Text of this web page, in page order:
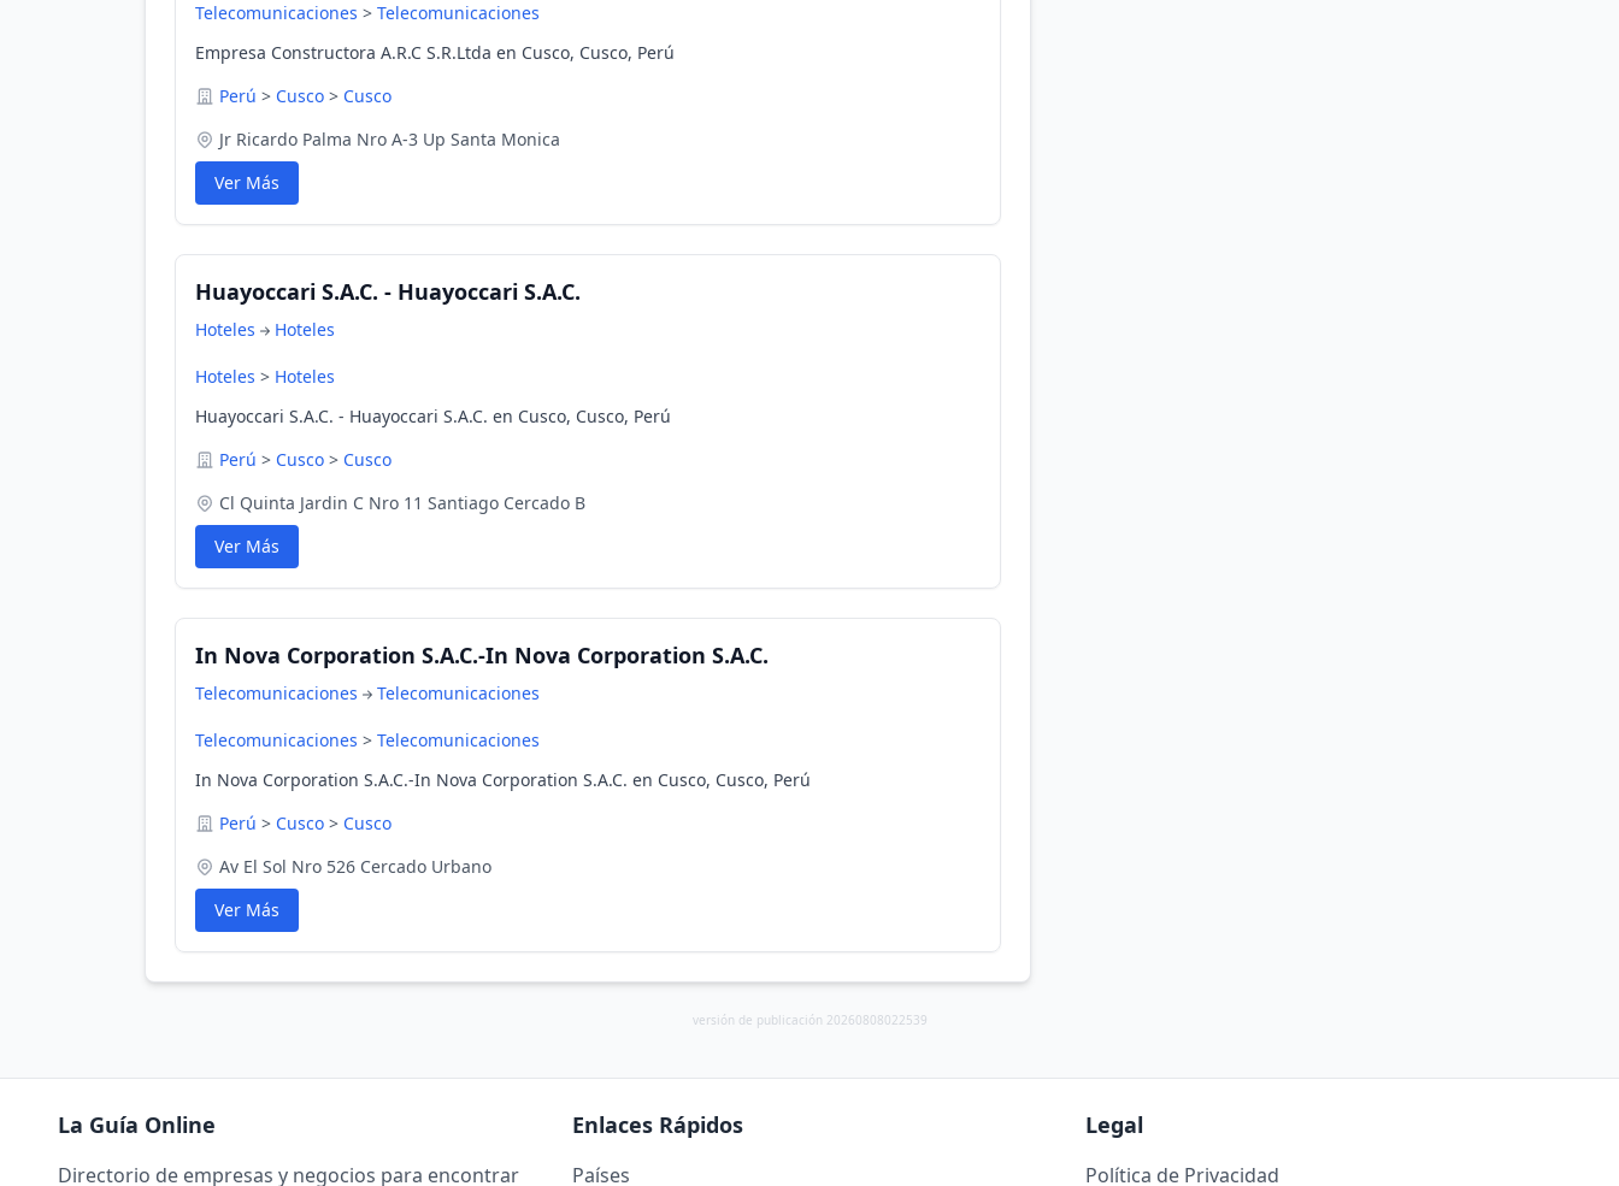
Telecomunicaciones > Telecomunicaciones
Empresa Constructora A.R.C S.R.Ltda en Cusco, Cusco, Perú
Perú > Cusco > Cusco
Jr Ricardo Palma Nro A-3 Up Santa Monica
Ver Más
Huayoccari S.A.C. - Huayoccari S.A.C.
Hoteles Hoteles
Hoteles > Hoteles
Huayoccari S.A.C. - Huayoccari S.A.C. en Cusco, Cusco, Perú
Perú > Cusco > Cusco
Cl Quinta Jardin C Nro 11 Santiago Cercado B
Ver Más
In Nova Corporation S.A.C.-In Nova Corporation S.A.C.
Telecomunicaciones Telecomunicaciones
Telecomunicaciones > Telecomunicaciones
In Nova Corporation S.A.C.-In Nova Corporation S.A.C. en Cusco, Cusco, Perú
Perú > Cusco > Cusco
Av El Sol Nro 526 Cercado Urbano
Ver Más
versión de publicación 20260808022539
La Guía Online
Directorio de empresas y negocios para encontrar
Enlaces Rápidos
Países
Legal
Política de Privacidad